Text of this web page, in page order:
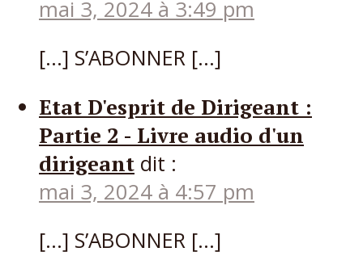
mai 3, 2024 à 3:49 pm
[…] S’ABONNER […]
Etat D'esprit de Dirigeant :
Partie 2 - Livre audio d'un
dirigeant dit :
mai 3, 2024 à 4:57 pm
[…] S’ABONNER […]